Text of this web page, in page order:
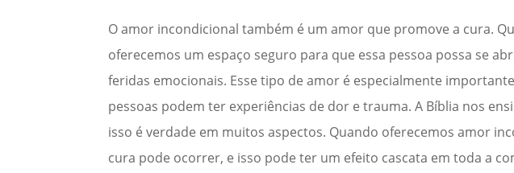
O amor incondicional também é um amor que promove a cura.
oferecemos um espaço seguro para que essa pessoa possa se
feridas emocionais. Esse tipo de amor é especialmente
pessoas podem ter experiências de dor e trauma. A Bíblia nos
isso é verdade em muitos aspectos. Quando oferecemos amor
cura pode ocorrer, e isso pode ter um efeito cascata em toda a